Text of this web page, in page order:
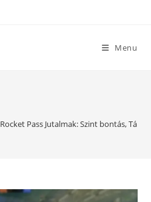
Menu
Rocket Pass Jutalmak: Szint bontás,